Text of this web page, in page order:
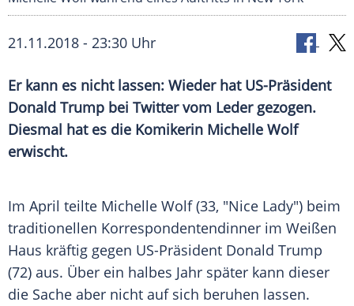
21.11.2018 - 23:30 Uhr
Er kann es nicht lassen: Wieder hat US-Präsident
Donald Trump bei Twittervom Leder gezogen.
Diesmal hat es die Komikerin Michelle Wolf
erwischt.
Im April teilte Michelle Wolf(33, "Nice Lady") beim
traditionellen Korrespondentendinner im Weißen
Haus kräftig gegen US-Präsident Donald Trump
(72) aus. Über ein halbes Jahr später kann dieser
die Sache aber nicht auf sich beruhen lassen.